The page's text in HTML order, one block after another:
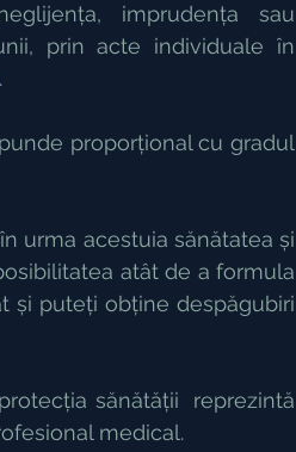
imprudența sau
prin acte individuale în
proporțional cu gradul
urma acestuia sănătatea și
atât de a formula
și puteți obține despăgubiri
sănătății  reprezintă
medical.